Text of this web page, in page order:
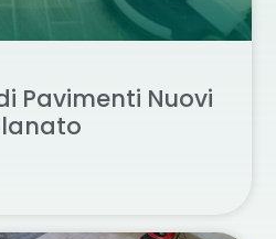
Pavimenti Nuovi